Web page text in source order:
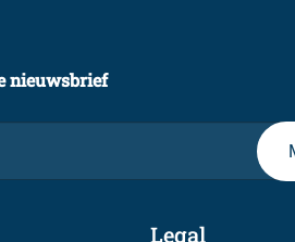
nieuwsbrief
Legal